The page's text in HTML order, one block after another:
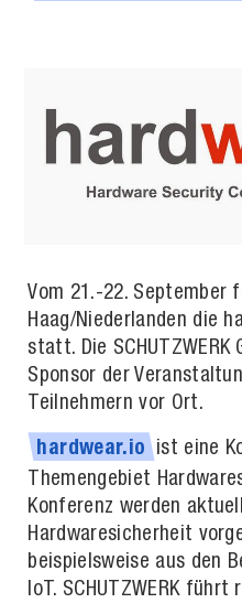
Vom 21.-22. September
Haag/Niederlanden die
statt. Die
Sponsor der
Teilnehmern vor Ort.
hardwear.io
ist eine
Themengebiet
Konferenz werden
Hardwaresicherheit
beispielsweise aus den
IoT. SCHUTZWERK